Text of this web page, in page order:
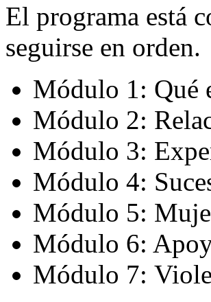
El programa está
seguirse en orden.
Módulo 1: Qué
Módulo 2:
Módulo 3:
Módulo 4:
Módulo 5:
Módulo 6:
Módulo 7: